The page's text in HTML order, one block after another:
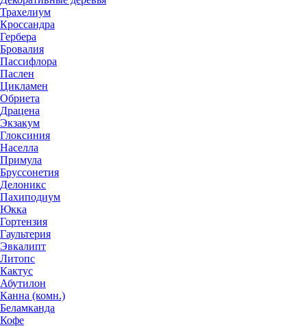
Трахелиум
Кроссандра
Гербера
Бровалия
Пассифлора
Паслен
Цикламен
Обриета
Драцена
Экзакум
Глоксиния
Населла
Примула
Бруссонетия
Делоникс
Пахиподиум
Юкка
Гортензия
Гаультерия
Эвкалипт
Литопс
Кактус
Абутилон
Канна (комн.)
Беламканда
Кофе